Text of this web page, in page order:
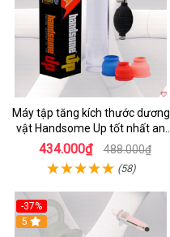
Máy tập tăng kích thước dương
vật Handsome Up tốt nhất an
toàn hiệu quả
434.000₫ 488.000₫
(58)
-37%
5